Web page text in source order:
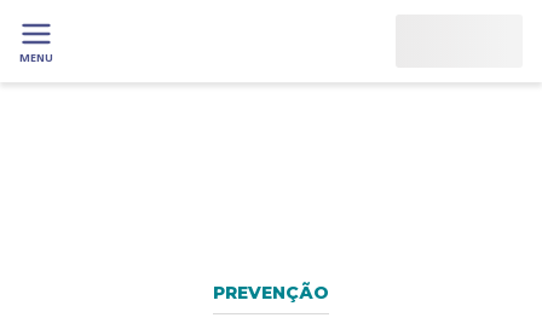
MENU
PREVENÇÃO